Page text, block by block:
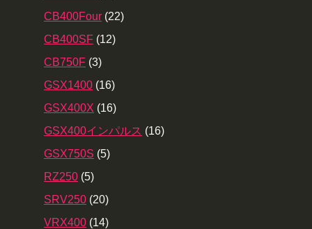
CB400Four (22)
CB400SF (12)
CB750F (3)
GSX1400 (16)
GSX400X (16)
GSX400インパルス (16)
GSX750S (5)
RZ250 (5)
SRV250 (20)
VRX400 (14)